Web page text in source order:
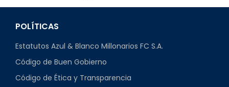
POLÍTICAS
Estatutos Azul & Blanco Millonarios FC S.A.
Código de Buen Gobierno
Código de Ética y Transparencia